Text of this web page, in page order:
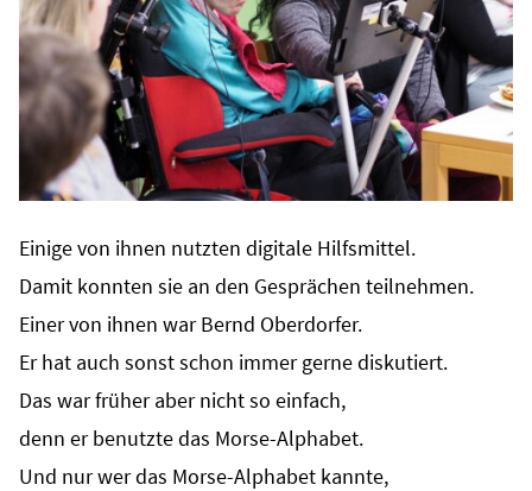
Einige von ihnen nutzten digitale Hilfsmittel.
Damit konnten sie an den Gesprächen teilnehmen.
Einer von ihnen war Bernd Oberdorfer.
Er hat auch sonst schon immer gerne diskutiert.
Das war früher aber nicht so einfach,
denn er benutzte das Morse-Alphabet.
Und nur wer das Morse-Alphabet kannte,